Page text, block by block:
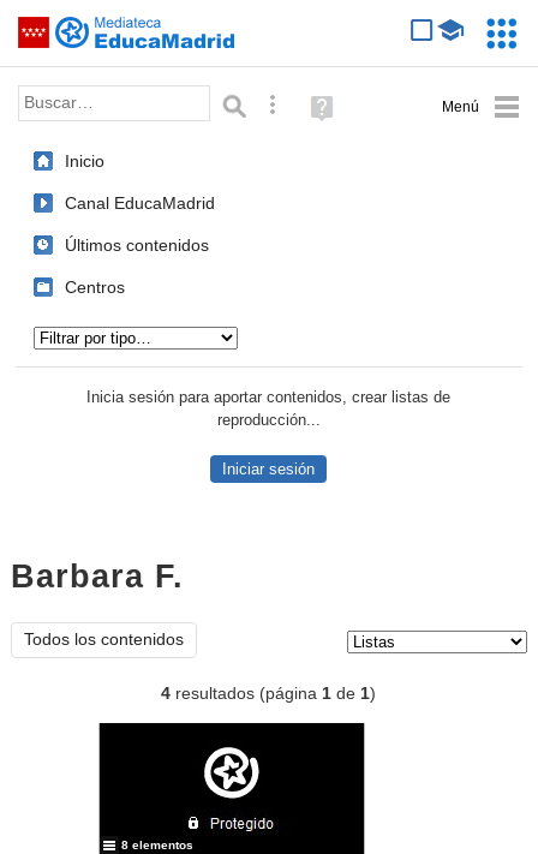
Saltar navegación
Palabra o frase: Búsqueda avanzada
Ayuda
(en
Inicio
Canal EducaMadrid
Últimos contenidos
Centros
Inicia sesión para aportar contenidos, crear listas de
reproducción...
Iniciar sesión
Barbara F.
Todos los contenidos
4 resultados (página1 de1)
8 elementos